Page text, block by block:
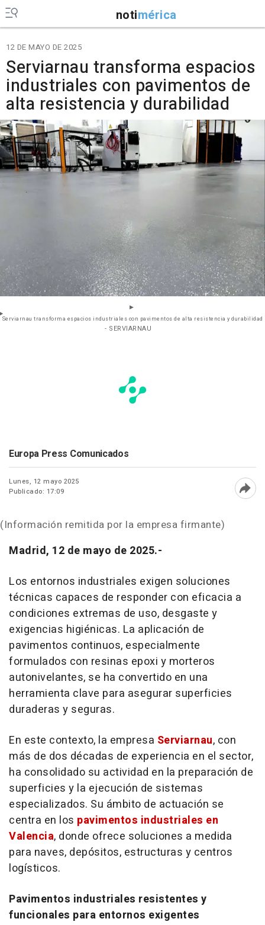
notimérica
12 DE MAYO DE 2025
Serviarnau transforma espacios
industriales con pavimentos de
alta resistencia y durabilidad
Serviarnau transforma espacios industriales con pavimentos de alta resistencia y durabilidad
- SERVIARNAU
Europa Press Comunicados
Lunes, 12 mayo 2025
Publicado: 17:09
(Información remitida por la empresa firmante)
Madrid, 12 de mayo de 2025.-
Los entornos industriales exigen soluciones
técnicas capaces de responder con eficacia a
condiciones extremas de uso, desgaste y
exigencias higiénicas. La aplicación de
pavimentos continuos, especialmente
formulados con resinas epoxi y morteros
autonivelantes, se ha convertido en una
herramienta clave para asegurar superficies
duraderas y seguras.
En este contexto, la empresa Serviarnau, con
más de dos décadas de experiencia en el sector,
ha consolidado su actividad en la preparación de
superficies y la ejecución de sistemas
especializados. Su ámbito de actuación se
centra en los pavimentos industriales en
Valencia, donde ofrece soluciones a medida
para naves, depósitos, estructuras y centros
logísticos.
Pavimentos industriales resistentes y
funcionales para entornos exigentes